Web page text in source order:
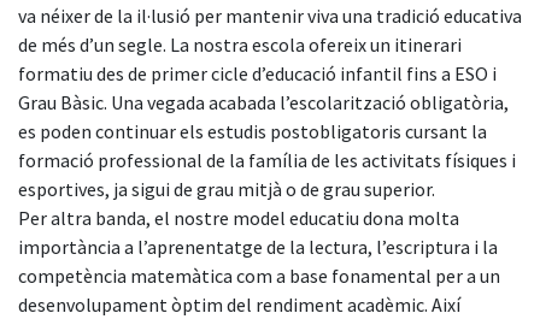
va néixer de la il·lusió per mantenir viva una tradició educativa
de més d’un segle. La nostra escola ofereix un itinerari
formatiu des de primer cicle d’educació infantil fins a ESO i
Grau Bàsic. Una vegada acabada l’escolarització obligatòria,
es poden continuar els estudis postobligatoris cursant la
formació professional de la família de les activitats físiques i
esportives, ja sigui de grau mitjà o de grau superior.
Per altra banda, el nostre model educatiu dona molta
importància a l’aprenentatge de la lectura, l’escriptura i la
competència matemàtica com a base fonamental per a un
desenvolupament òptim del rendiment acadèmic. Així